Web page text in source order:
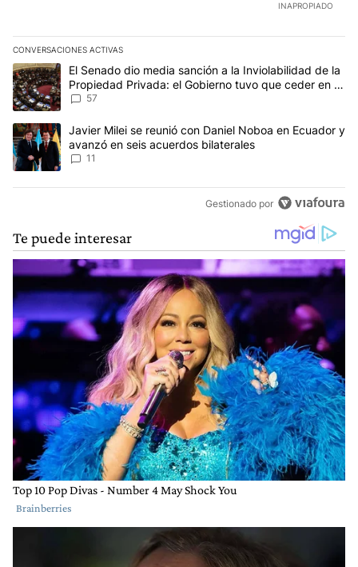
INAPROPIADO
CONVERSACIONES ACTIVAS
Este listado muestra los artículos con más comentarios en los
Un artículo de tendencia con el título "El Senado dio media
El Senado dio media sanción a la Inviolabilidad de la
Propiedad Privada: el Gobierno tuvo que ceder en la
Ley del Manejo del Fuego
57
Un artículo de tendencia con el título "Javier Milei se reunió con
Javier Milei se reunió con Daniel Noboa en Ecuador y
avanzó en seis acuerdos bilaterales
11
Gestionado por